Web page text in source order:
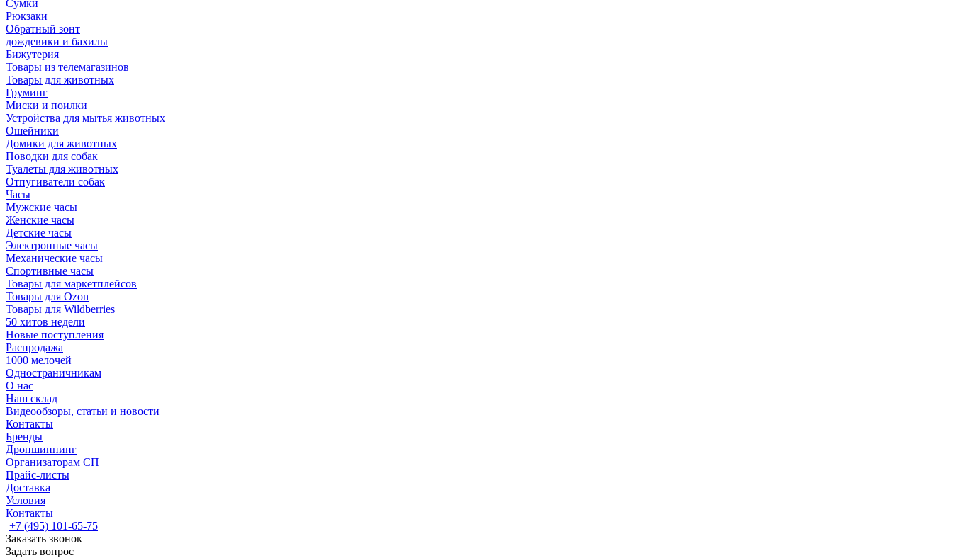
Сумки
Рюкзаки
Обратный зонт
дождевики и бахилы
Бижутерия
Товары из телемагазинов
Товары для животных
Груминг
Миски и поилки
Устройства для мытья животных
Ошейники
Домики для животных
Поводки для собак
Туалеты для животных
Отпугиватели собак
Часы
Мужские часы
Женские часы
Детские часы
Электронные часы
Механические часы
Спортивные часы
Товары для маркетплейсов
Товары для Ozon
Товары для Wildberries
50 хитов недели
Новые поступления
Распродажа
1000 мелочей
Одностраничникам
О нас
Наш склад
Видеообзоры, статьи и новости
Контакты
Бренды
Дропшиппинг
Организаторам СП
Прайс-листы
Доставка
Условия
Контакты
+7 (495) 101-65-75
Заказать звонок
Задать вопрос